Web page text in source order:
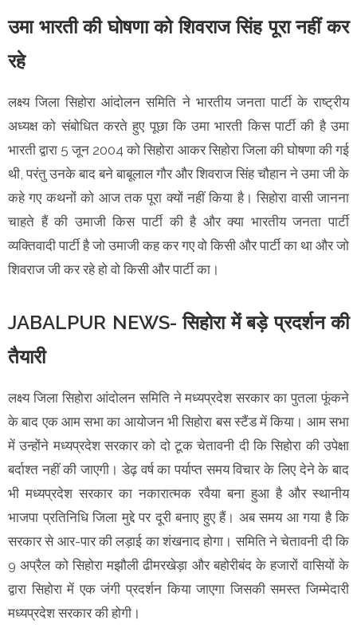
उमा भारती की घोषणा को शिवराज सिंह पूरा नहीं कर
रहे
लक्ष्य जिला सिहोरा आंदोलन समिति ने भारतीय जनता पार्टी के राष्ट्रीय
अध्यक्ष को संबोधित करते हुए पूछा कि उमा भारती किस पार्टी की है उमा
भारती द्वारा 5 जून 2004 को सिहोरा आकर सिहोरा जिला की घोषणा की गई
थी, परंतु उनके बाद बने बाबूलाल गौर और शिवराज सिंह चौहान ने उमा जी के
कहे गए कथनों को आज तक पूरा क्यों नहीं किया है। सिहोरा वासी जानना
चाहते हैं की उमाजी किस पार्टी की है और क्या भारतीय जनता पार्टी
व्यक्तिवादी पार्टी है जो उमाजी कह कर गए वो किसी और पार्टी का था और जो
शिवराज जी कर रहे हो वो किसी और पार्टी का।
JABALPUR NEWS- सिहोरा में बड़े प्रदर्शन की
तैयारी
लक्ष्य जिला सिहोरा आंदोलन समिति ने मध्यप्रदेश सरकार का पुतला फूंकने
के बाद एक आम सभा का आयोजन भी सिहोरा बस स्टैंड में किया। आम सभा
में उन्होंने मध्यप्रदेश सरकार को दो टूक चेतावनी दी कि सिहोरा की उपेक्षा
बर्दाश्त नहीं की जाएगी। डेढ़ वर्ष का पर्याप्त समय विचार के लिए देने के बाद
भी मध्यप्रदेश सरकार का नकारात्मक रवैया बना हुआ है और स्थानीय
भाजपा प्रतिनिधि जिला मुद्दे पर दूरी बनाए हुए हैं। अब समय आ गया है कि
सरकार से आर-पार की लड़ाई का शंखनाद होगा। समिति ने चेतावनी दी कि
9 अप्रैल को सिहोरा मझौली ढीमरखेड़ा और बहोरीबंद के हजारों वासियों के
द्वारा सिहोरा में एक जंगी प्रदर्शन किया जाएगा जिसकी समस्त जिम्मेदारी
मध्यप्रदेश सरकार की होगी।